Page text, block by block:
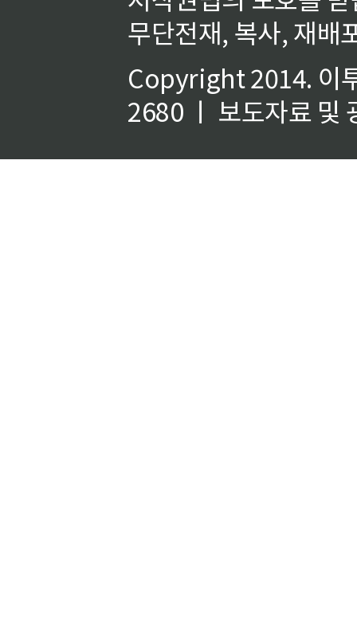
무단전재, 복사, 재배
Copyright 2014. 이
2680 ㅣ 보도자료